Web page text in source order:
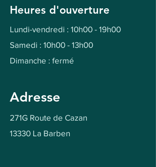
Heures d'ouverture
Lundi-vendredi : 10h00 - 19h00
Samedi : 10h00 - 13h00
Dimanche : fermé
Adresse
271G Route de Cazan
13330 La Barben